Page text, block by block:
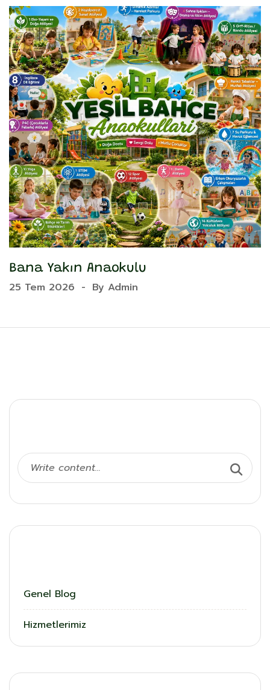
Bana Yakın Anaokulu
25 Tem 2026 - By Admin
Genel Blog
Hizmetlerimiz